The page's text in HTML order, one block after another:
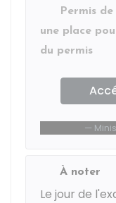
Permis
une place
du permis
À noter
Le jour de